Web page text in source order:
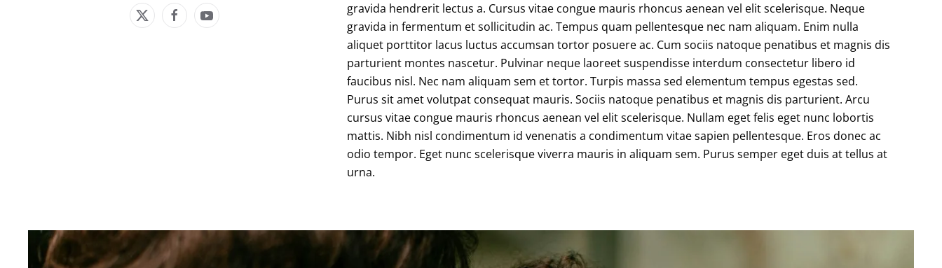
gravida hendrerit lectus a. Cursus vitae congue mauris rhoncus aenean vel elit scelerisque. Neque
gravida in fermentum et sollicitudin ac. Tempus quam pellentesque nec nam aliquam. Enim nulla
aliquet porttitor lacus luctus accumsan tortor posuere ac. Cum sociis natoque penatibus et magnis dis
parturient montes nascetur. Pulvinar neque laoreet suspendisse interdum consectetur libero id
faucibus nisl. Nec nam aliquam sem et tortor. Turpis massa sed elementum tempus egestas sed.
Purus sit amet volutpat consequat mauris. Sociis natoque penatibus et magnis dis parturient. Arcu
cursus vitae congue mauris rhoncus aenean vel elit scelerisque. Nullam eget felis eget nunc lobortis
mattis. Nibh nisl condimentum id venenatis a condimentum vitae sapien pellentesque. Eros donec ac
odio tempor. Eget nunc scelerisque viverra mauris in aliquam sem. Purus semper eget duis at tellus at
urna.